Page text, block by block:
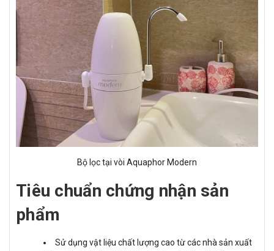
Bộ lọc tại vòi Aquaphor Modern
Tiêu chuẩn chứng nhận sản
phẩm
Sử dụng vật liệu chất lượng cao từ các nhà sản xuất